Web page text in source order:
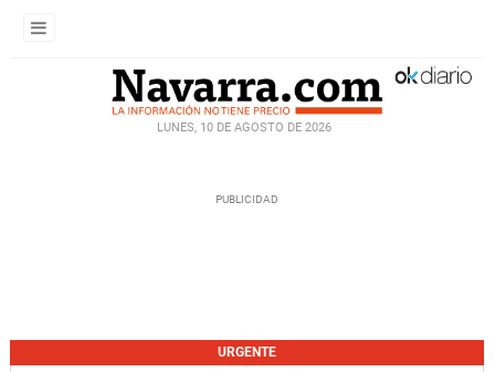
LUNES, 10 DE AGOSTO DE 2026
URGENTE